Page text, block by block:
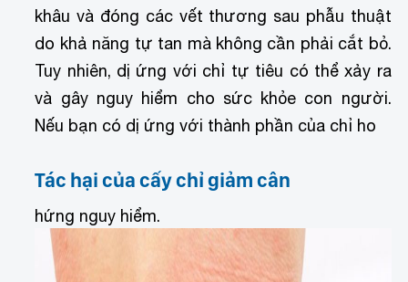
khâu và đóng các vết thương sau phẫu thuật
do khả năng tự tan mà không cần phải cắt bỏ.
Tuy nhiên, dị ứng với chỉ tự tiêu có thể xảy ra
và gây nguy hiểm cho sức khỏe con người.
Nếu bạn có dị ứng với thành phần của chỉ ho
Tác hại của cấy chỉ giảm cân
hứng nguy hiểm.